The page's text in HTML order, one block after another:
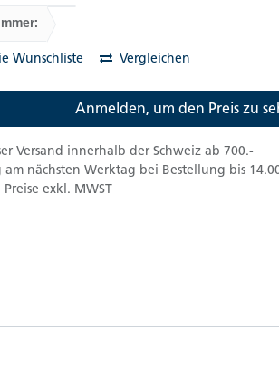
Wunschliste Vergleichen
Anmelden, um den Preis zu
Versand innerhalb der Schweiz ab 700.-
am nächsten Werktag bei Bestellung bis
exkl. MWST